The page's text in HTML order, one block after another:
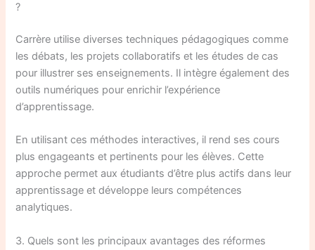
?
Carrère utilise diverses techniques pédagogiques comme
les débats, les projets collaboratifs et les études de cas
pour illustrer ses enseignements. Il intègre également des
outils numériques pour enrichir l’expérience
d’apprentissage.
En utilisant ces méthodes interactives, il rend ses cours
plus engageants et pertinents pour les élèves. Cette
approche permet aux étudiants d’être plus actifs dans leur
apprentissage et développe leurs compétences
analytiques.
3. Quels sont les principaux avantages des réformes